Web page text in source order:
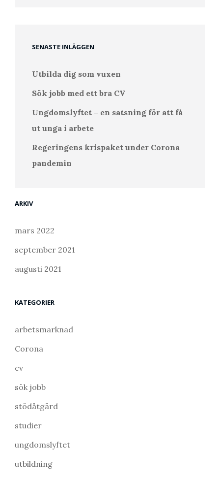
SENASTE INLÄGGEN
Utbilda dig som vuxen
Sök jobb med ett bra CV
Ungdomslyftet – en satsning för att få
ut unga i arbete
Regeringens krispaket under Corona
pandemin
ARKIV
mars 2022
september 2021
augusti 2021
KATEGORIER
arbetsmarknad
Corona
cv
sök jobb
stödåtgärd
studier
ungdomslyftet
utbildning